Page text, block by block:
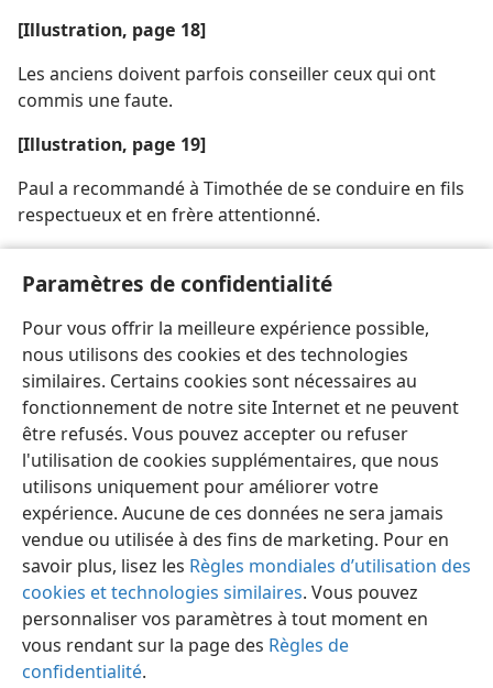
Paramètres de confidentialité
Pour vous offrir la meilleure expérience possible,
nous utilisons des cookies et des technologies
similaires. Certains cookies sont nécessaires au
fonctionnement de notre site Internet et ne peuvent
être refusés. Vous pouvez accepter ou refuser
l'utilisation de cookies supplémentaires, que nous
utilisons uniquement pour améliorer votre
expérience. Aucune de ces données ne sera jamais
vendue ou utilisée à des fins de marketing. Pour en
savoir plus, lisez les Règles mondiales d’utilisation des
cookies et technologies similaires. Vous pouvez
personnaliser vos paramètres à tout moment en
vous rendant sur la page des Règles de
confidentialité.
[Illustration, page 18]
Les anciens doivent parfois conseiller ceux qui ont
commis une faute.
[Illustration, page 19]
Paul a recommandé à Timothée de se conduire en fils
respectueux et en frère attentionné.
et amour.
Français Partager Préférences
Copyright © 2026 Watch Tower Bible and Tract Society of Pennsylvania
Conditions d’utilisation
Règles de confidentialité
Paramètres de confidentialité
JW.ORG Se connecter